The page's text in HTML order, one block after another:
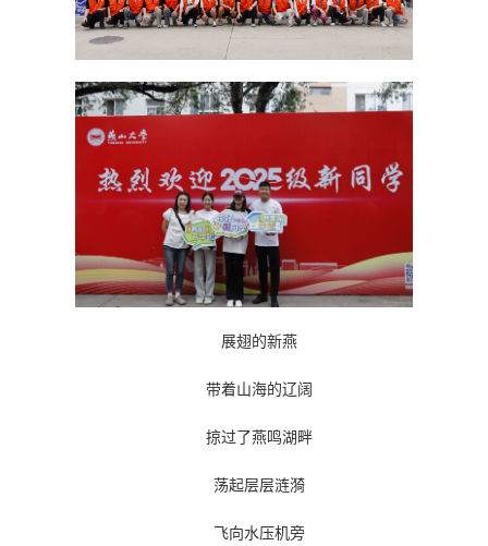
展翅的新燕
带着山海的辽阔
掠过了燕鸣湖畔
荡起层层涟漪
飞向水压机旁